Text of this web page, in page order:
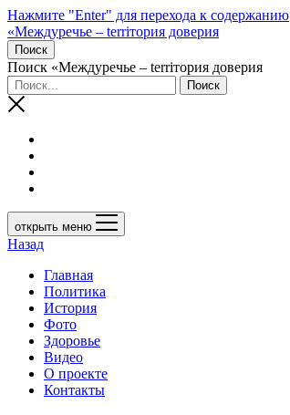
Нажмите "Enter" для перехода к содержанию
«Междуречье – terriтория доверия
Поиск
Поиск «Междуречье – terriтория доверия
открыть меню
Назад
Главная
Политика
История
Фото
Здоровье
Видео
О проекте
Контакты